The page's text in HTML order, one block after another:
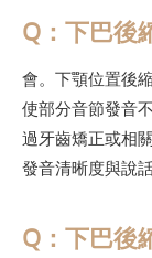
Q：下巴後
會。下顎位置後
使部分音節發音
過牙齒矯正或相
發音清晰度與說
Q：下巴後